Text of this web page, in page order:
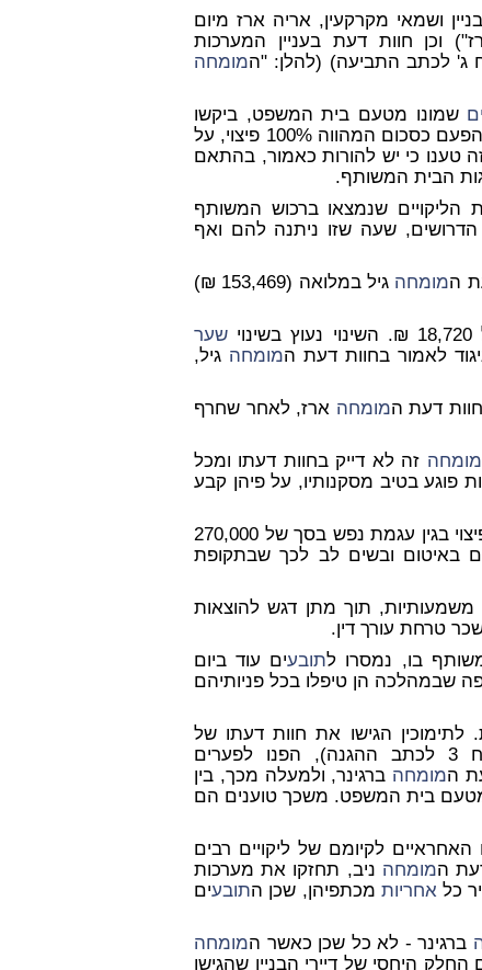
בניין ושמאי מקרקעין, אריה ארז מיום
וכן חוות דעת בעניין המערכות
ג' לכתב התביעה) (להלן: "המומחה
שמונו מטעם בית המשפט, ביקשו
ות בתשלום סך של 816,551 ₪ בלבד, אך הפעם כסכום המהווה 100% פיצוי, על
טענו כי יש להורות כאמור, בהתאם
הבית המשותף.
הליקויים שנמצאו ברכוש המשותף
הדרושים, שעה שזו ניתנה להם ואף
המומחה
גיל במלואה (153,469 ₪)
שער
לאמור בחוות דעת המומחה גיל,
מומחה ארז, לאחר שחרף
מומחה זה לא דייק בחוות דעתו ומכל
פוגע בטיב מסקנותיו, על פיהן קבע
ות בפיצוי בגין עגמת נפש בסך של 270,000
באיטום ובשים לב לכך שבתקופת
תוך מתן דגש להוצאות
טרחת עורך דין.
בו, נמסרו לתובעים עוד ביום
שבמהלכה הן טיפלו בכל פניותיהם
לתימוכין הגישו את חוות דעתו של
ברגינר") (נספח 3 לכתב ההגנה), הפנו לפערים
המומחה ברגינר, ולמעלה מכך, בין
בית המשפט. משכך טוענים הם
לקיומם של ליקויים רבים
המומחה ניב, תחזקו את מערכות
כלאחריות מכתפיהן, שכן התובעים
ברגינר - לא כל שכן כאשר המומחה
היחסי של דיירי הבניין שהגישו